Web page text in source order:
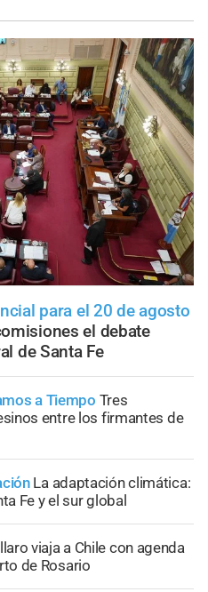
para el 20 de agosto
el debate
de Santa Fe
a Tiempo Tres
entre los firmantes de
La adaptación climática:
Fe y el sur global
viaja a Chile con agenda
de Rosario